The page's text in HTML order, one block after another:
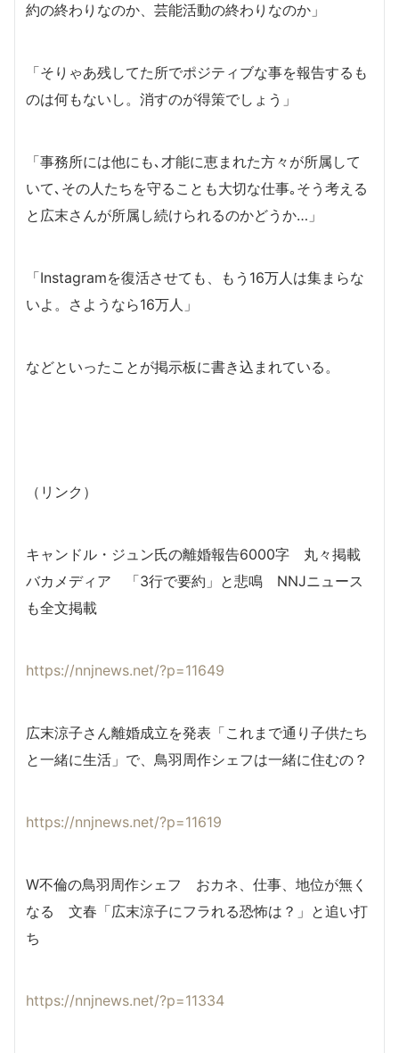
約の終わりなのか、芸能活動の終わりなのか」
「そりゃあ残してた所でポジティブな事を報告するも
のは何もないし。消すのが得策でしょう」
「事務所には他にも､才能に恵まれた方々が所属して
いて､その人たちを守ることも大切な仕事｡そう考える
と広末さんが所属し続けられるのかどうか…」
「Instagramを復活させても、もう16万人は集まらな
いよ。さようなら16万人」
などといったことが掲示板に書き込まれている。
（リンク）
キャンドル・ジュン氏の離婚報告6000字 丸々掲載
バカメディア 「3行で要約」と悲鳴 NNJニュース
も全文掲載
https://nnjnews.net/?p=11649
広末涼子さん離婚成立を発表「これまで通り子供たち
と一緒に生活」で、鳥羽周作シェフは一緒に住むの？
https://nnjnews.net/?p=11619
W不倫の鳥羽周作シェフ おカネ、仕事、地位が無く
なる 文春「広末涼子にフラれる恐怖は？」と追い打
ち
https://nnjnews.net/?p=11334